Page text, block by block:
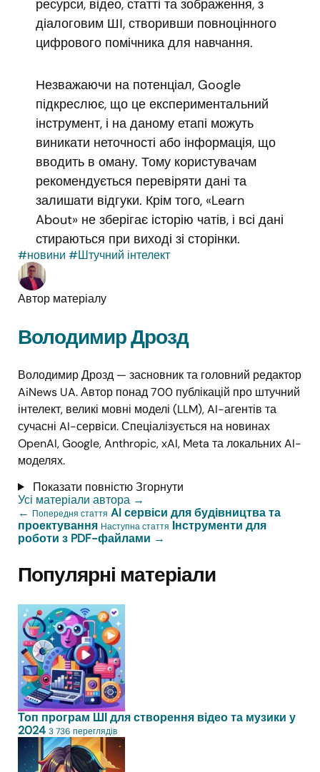
ресурси, відео, статті та зображення, з
діалоговим ШІ, створивши повноцінного
цифрового помічника для навчання.
Незважаючи на потенціал, Google
підкреслює, що це експериментальний
інструмент, і на даному етапі можуть
виникати неточності або інформація, що
вводить в оману. Тому користувачам
рекомендується перевіряти дані та
залишати відгуки. Крім того, «Learn
About» не зберігає історію чатів, і всі дані
стираються при виході зі сторінки.
#новини #Штучний інтелект
Автор матеріалу
Володимир Дрозд
Володимир Дрозд — засновник та головний редактор
AiNews UA. Автор понад 700 публікацій про штучний
інтелект, великі мовні моделі (LLM), AI-агентів та
сучасні AI-сервіси. Спеціалізується на новинах
OpenAI, Google, Anthropic, xAI, Meta та локальних AI-
моделях.
Показати повністюЗгорнути
Усі матеріали автора →
← Попередня стаття AI сервіси для будівництва та
проектування Наступна стаття Інструменти для
роботи з PDF-файлами →
Популярні матеріали
Топ програм ШІ для створення відео та музики у
2024 3 736 переглядів